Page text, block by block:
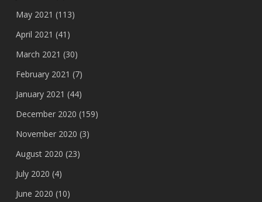
May 2021 (113)
April 2021 (41)
March 2021 (30)
February 2021 (7)
January 2021 (44)
December 2020 (159)
November 2020 (3)
August 2020 (23)
July 2020 (4)
June 2020 (10)